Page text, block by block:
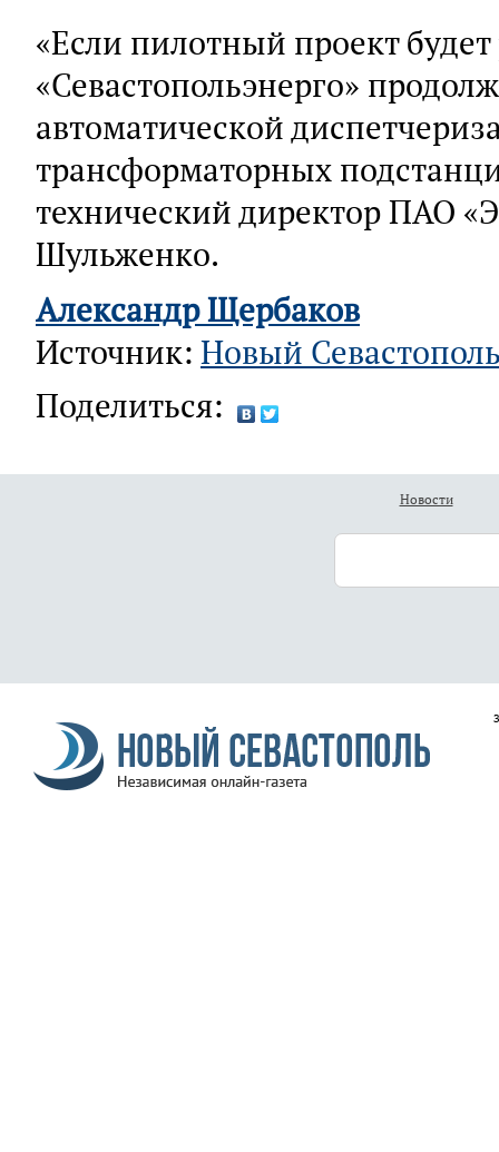
«Если пилотный проект
«Севастопольэнерго»
автоматической
трансформаторных
технический директор ПАО
Шульженко.
Александр Щербаков
Источник: Новый
Поделиться:
Новости